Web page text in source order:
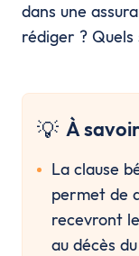
dans une
rédiger ?
💡 À
La clause
permet de
recevront
au décès